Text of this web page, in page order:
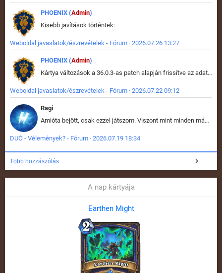
PHOENIX (Admin)
Kisebb javítások történtek:
Weboldal javaslatok/észrevételek - Fórum · 2026.07.26 13:27
PHOENIX (Admin)
Kártya változások a 36.0.3-as patch alapján frissítve az adatbázisban (képek is cserélve).
Weboldal javaslatok/észrevételek - Fórum · 2026.07.22 09:12
Ragi
Amióta bejött, csak ezzel játszom. Viszont mint minden más - akár az alapjáték is, ez is baromira összetett lett. Néha már pár kör után is esélytelen az egész. Vagy irreállisan túltápol valaki, vagy lelép a partner, vagy csak hülye mint a segg. És amikor eljönne az én időm, na akkor jön el mindenki másé is. Engem jobban érdekelne, hogy ki milyen ratingen szokott játszani. Na ez lenne egy érdekes adat.
DUÓ - Vélemények? - Fórum · 2026.07.19 18:34
Több hozzászólás
A nap kártyája
Earthen Might